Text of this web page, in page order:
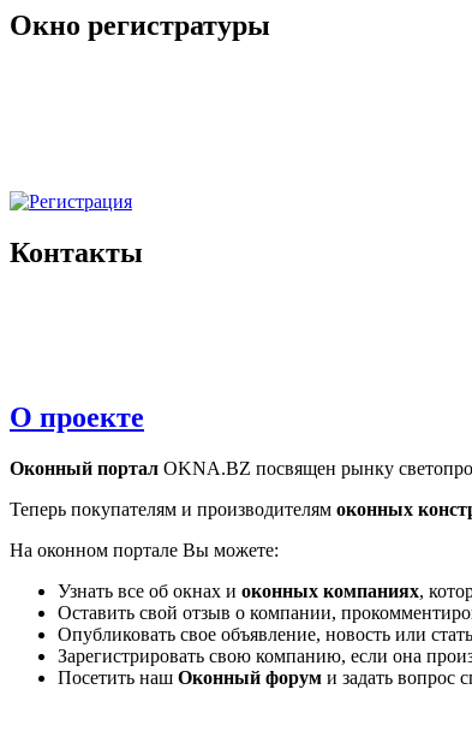
Окно регистратуры
Контакты
О проекте
Оконный портал OKNA.BZ посвящен рынку
Теперь покупателям и производителям оконных
На оконном портале Вы можете:
Узнать все об окнах и оконных компаниях,
Оставить свой отзыв о компании,
Опубликовать свое объявление, новость или
Зарегистрировать свою компанию, если она
Посетить наш Оконный форум и задать вопрос